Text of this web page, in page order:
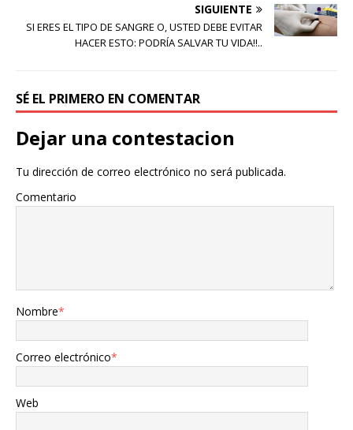
SIGUIENTE
SI ERES EL TIPO DE SANGRE O, USTED DEBE EVITAR
HACER ESTO: PODRÍA SALVAR TU VIDA!!..
SÉ EL PRIMERO EN COMENTAR
Dejar una contestacion
Tu dirección de correo electrónico no será publicada.
Comentario
Nombre*
Correo electrónico*
Web